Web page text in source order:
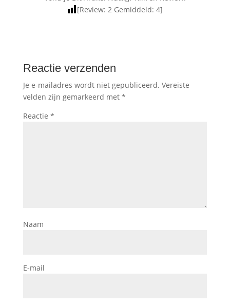
[Review:2 Gemiddeld:4]
Reactie verzenden
Je e-mailadres wordt niet gepubliceerd. Vereiste
velden zijn gemarkeerd met *
Reactie *
Naam
E-mail